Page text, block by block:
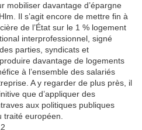
mobiliser davantage d’épargne
Il s’agit encore de mettre fin à
de l’État sur le 1 % logement
interprofessionnel, signé
parties, syndicats et
davantage de logements
à l’ensemble des salariés
A y regarder de plus près, il
que d’appliquer des
aux politiques publiques
traité européen.